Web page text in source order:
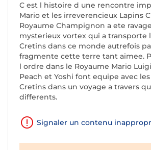
C est l histoire d une rencontre
Mario et les irreverencieux Lapins
Royaume Champignon a ete
mysterieux vortex qui a transporte
Cretins dans ce monde autrefois
fragmente cette terre tant aimee.
l ordre dans le Royaume Mario
Peach et Yoshi font equipe avec
Cretins dans un voyage a travers
differents.
Signaler un contenu